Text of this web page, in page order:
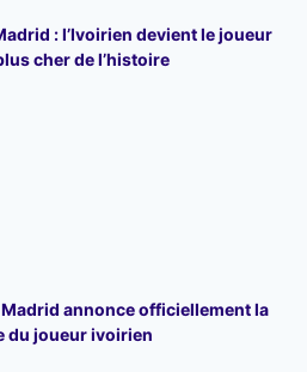
: l’Ivoirien devient le joueur
cher de l’histoire
Madrid annonce officiellement la
du joueur ivoirien